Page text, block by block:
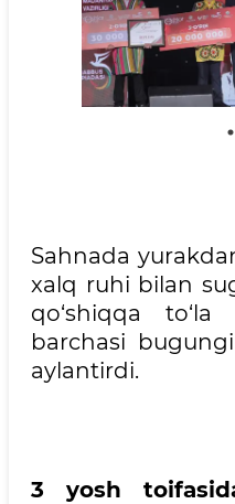
Sahnada
xalq ruhi bilan
qo‘shiqqa
barchasi
aylantirdi.
3 yosh